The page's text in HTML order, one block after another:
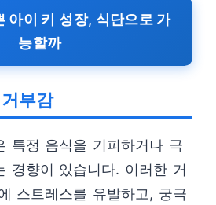
아이 키 성장, 식단으로 가
능할까
부감
특정 음식을 기피하거나 극
경향이 있습니다. 이러한 거
스트레스를 유발하고, 궁극